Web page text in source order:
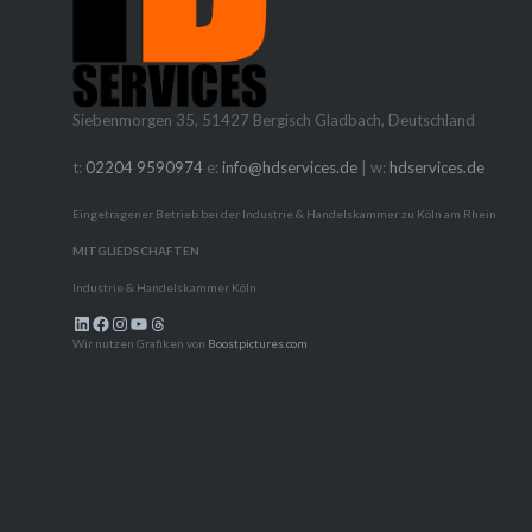
ohne
kommt
Spiel.
Siebenmorgen 35, 51427 Bergisch Gladbach, Deutschland
t: 02204 9590974e: info@hdservices.de| w: hdservices.de
Eingetragener Betrieb bei der Industrie & Handelskammer zu Köln am Rhein
MITGLIEDSCHAFTEN
Industrie & Handelskammer Köln
LinkedIn Facebook Instagram YouTube Threads
Wir nutzen Grafiken von Boostpictures.com